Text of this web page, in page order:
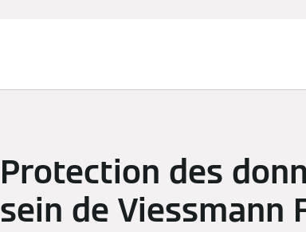
Protection des
sein de Viessmann